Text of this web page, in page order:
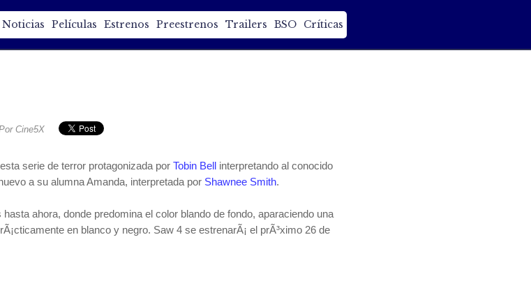
Noticias Películas Estrenos Preestrenos Trailers BSO Críticas
Cine5X
serie de terror protagonizada por Tobin Bellinterpretando al conocido
a su alumna Amanda, interpretada por Shawnee Smith.
ahora, donde predomina el color blando de fondo, aparaciendo una
en blanco y negro. Saw 4 se estrenarÃ¡ el prÃ³ximo 26 de